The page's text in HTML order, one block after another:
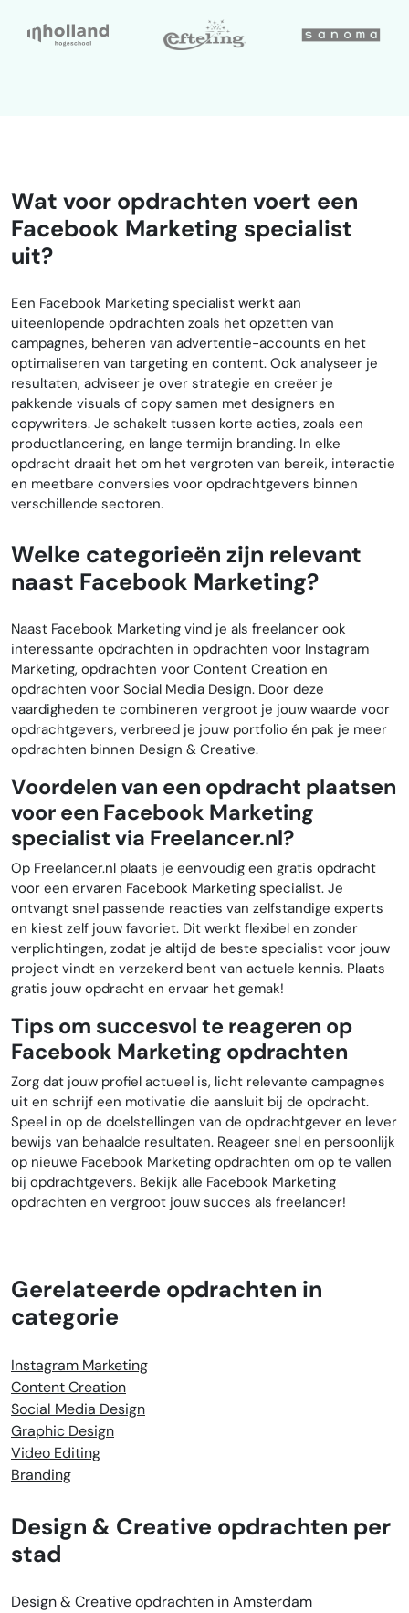
Wat voor opdrachten voert een
Facebook Marketing specialist
uit?
Een Facebook Marketing specialist werkt aan
uiteenlopende opdrachten zoals het opzetten van
campagnes, beheren van advertentie-accounts en het
optimaliseren van targeting en content. Ook analyseer je
resultaten, adviseer je over strategie en creëer je
pakkende visuals of copy samen met designers en
copywriters. Je schakelt tussen korte acties, zoals een
productlancering, en lange termijn branding. In elke
opdracht draait het om het vergroten van bereik, interactie
en meetbare conversies voor opdrachtgevers binnen
verschillende sectoren.
Welke categorieën zijn relevant
naast Facebook Marketing?
Naast Facebook Marketing vind je als freelancer ook
interessante opdrachten in opdrachten voor Instagram
Marketing, opdrachten voor Content Creation en
opdrachten voor Social Media Design. Door deze
vaardigheden te combineren vergroot je jouw waarde voor
opdrachtgevers, verbreed je jouw portfolio én pak je meer
opdrachten binnen Design & Creative.
Voordelen van een opdracht plaatsen
voor een Facebook Marketing
specialist via Freelancer.nl?
Op Freelancer.nl plaats je eenvoudig een gratis opdracht
voor een ervaren Facebook Marketing specialist. Je
ontvangt snel passende reacties van zelfstandige experts
en kiest zelf jouw favoriet. Dit werkt flexibel en zonder
verplichtingen, zodat je altijd de beste specialist voor jouw
project vindt en verzekerd bent van actuele kennis. Plaats
gratis jouw opdracht en ervaar het gemak!
Tips om succesvol te reageren op
Facebook Marketing opdrachten
Zorg dat jouw profiel actueel is, licht relevante campagnes
uit en schrijf een motivatie die aansluit bij de opdracht.
Speel in op de doelstellingen van de opdrachtgever en lever
bewijs van behaalde resultaten. Reageer snel en persoonlijk
op nieuwe Facebook Marketing opdrachten om op te vallen
bij opdrachtgevers. Bekijk alle Facebook Marketing
opdrachten en vergroot jouw succes als freelancer!
Gerelateerde opdrachten in
categorie
Instagram Marketing
Content Creation
Social Media Design
Graphic Design
Video Editing
Branding
Design & Creative opdrachten per
stad
Design & Creative opdrachten in Amsterdam